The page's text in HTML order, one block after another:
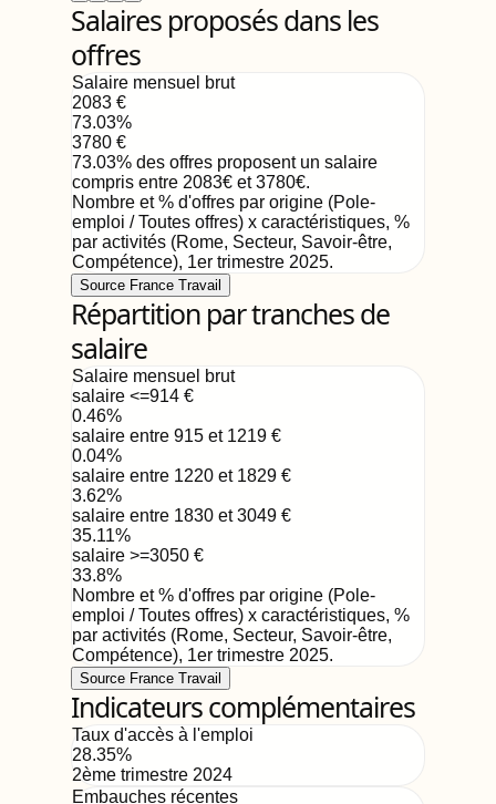
Salaires proposés dans les
offres
Salaire mensuel brut
2083 €
73.03%
3780 €
73.03% des offres proposent un salaire
compris entre 2083€ et3780€.
Nombre et % d'offres par origine (Pole-
emploi / Toutes offres) x caractéristiques, %
par activités (Rome, Secteur, Savoir-être,
Compétence), 1er trimestre 2025.
Source France Travail
Répartition par tranches de
salaire
Salaire mensuel brut
salaire <=914 €
0.46%
salaire entre 915 et 1219 €
0.04%
salaire entre 1220 et 1829 €
3.62%
salaire entre 1830 et 3049 €
35.11%
salaire >=3050 €
33.8%
Nombre et % d'offres par origine (Pole-
emploi / Toutes offres) x caractéristiques, %
par activités (Rome, Secteur, Savoir-être,
Compétence), 1er trimestre 2025.
Source France Travail
Indicateurs complémentaires
Taux d'accès à l'emploi
28.35%
2ème trimestre 2024
Embauches récentes